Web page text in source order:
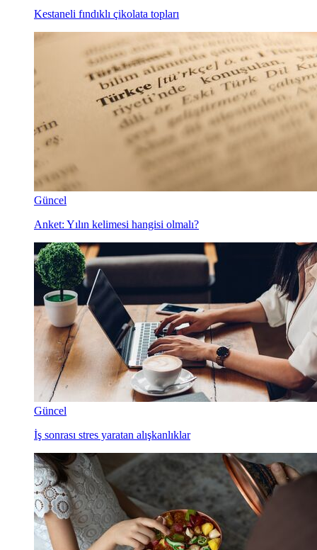
Kestaneli fındıklı çikolata topları
Güncel
Anket: Yılın kelimesi hangisi olmalı?
Güncel
İş sonrası stres yaratan alışkanlıklar